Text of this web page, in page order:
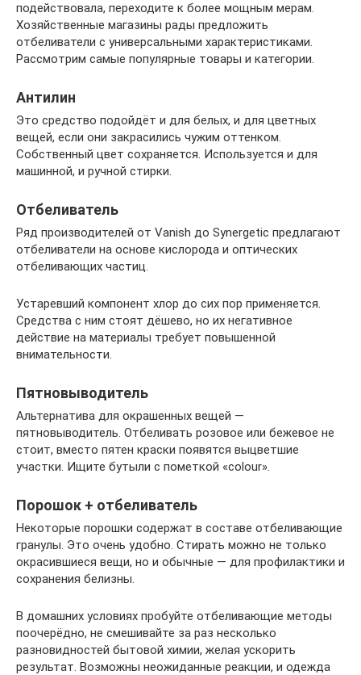
подействовала, переходите к более мощным мерам.
Хозяйственные магазины рады предложить
отбеливатели с универсальными характеристиками.
Рассмотрим самые популярные товары и категории.
Антилин
Это средство подойдёт и для белых, и для цветных
вещей, если они закрасились чужим оттенком.
Собственный цвет сохраняется. Используется и для
машинной, и ручной стирки.
Отбеливатель
Ряд производителей от Vanish до Synergetic предлагают
отбеливатели на основе кислорода и оптических
отбеливающих частиц.
Устаревший компонент хлор до сих пор применяется.
Средства с ним стоят дёшево, но их негативное
действие на материалы требует повышенной
внимательности.
Пятновыводитель
Альтернатива для окрашенных вещей —
пятновыводитель. Отбеливать розовое или бежевое не
стоит, вместо пятен краски появятся выцветшие
участки. Ищите бутыли с пометкой «colour».
Порошок + отбеливатель
Некоторые порошки содержат в составе отбеливающие
гранулы. Это очень удобно. Стирать можно не только
окрасившиеся вещи, но и обычные — для профилактики и
сохранения белизны.
В домашних условиях пробуйте отбеливающие методы
поочерёдно, не смешивайте за раз несколько
разновидностей бытовой химии, желая ускорить
результат. Возможны неожиданные реакции, и одежда